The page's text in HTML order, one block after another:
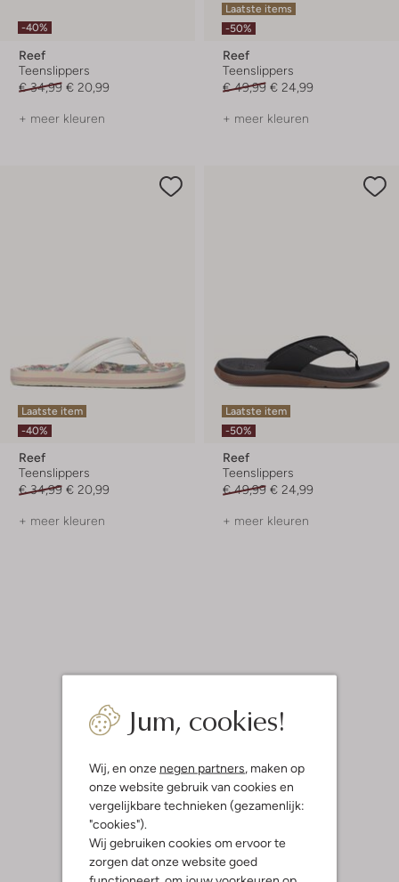
Jum, cookies!
Wij, en onze negen partners, maken op
onze website gebruik van cookies en
vergelijkbare technieken (gezamenlijk:
"cookies").
Wij gebruiken cookies om ervoor te
zorgen dat onze website goed
-40%
Reef
Teenslippers
€ 34,99 € 20,99
+ meer kleuren
Laatste items
-50%
Reef
Teenslippers
€ 49,99 € 24,99
+ meer kleuren
Laatste item
-40%
Reef
Teenslippers
€ 34,99 € 20,99
+ meer kleuren
Laatste item
-50%
Reef
Teenslippers
€ 49,99 € 24,99
+ meer kleuren